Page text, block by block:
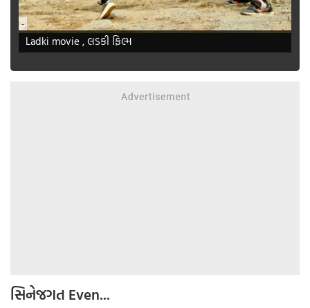
-
Ladki movie , લડકી ફિલ્મ
સિનેજગત Even...